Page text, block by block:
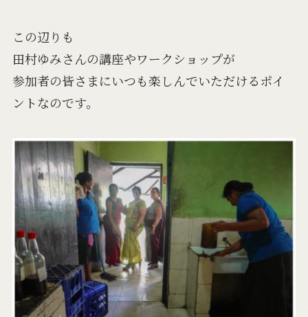
この辺りも
田村ゆみさんの講座やワークショップが
参加者の皆さまにいつも楽しんでいただけるポイ
ントなのです。